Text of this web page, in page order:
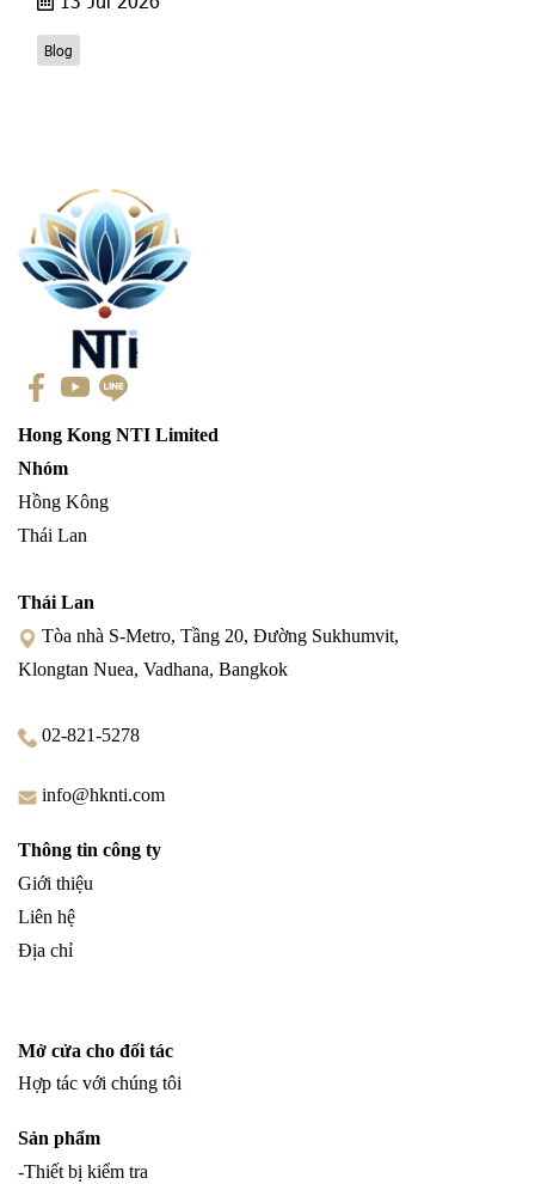
Blog
Hong Kong NTI Limited
Nhóm
Hồng Kông
Thái Lan
Thái Lan
Tòa nhà S-Metro, Tầng 20, Đường Sukhumvit,
Klongtan Nuea, Vadhana, Bangkok
02-821-5278
info@hknti.com
Thông tin công ty
Giới thiệu
Liên hệ
Địa chỉ
Mở cửa cho đối tác
Hợp tác với chúng tôi
Sản phẩm
-Thiết bị kiểm tra